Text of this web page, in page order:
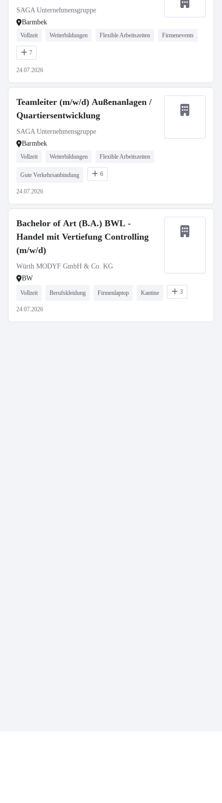
SAGA Unternehmensgruppe
Barmbek
Vollzeit Weiterbildungen Flexible Arbeitszeiten Firmenevents
7
24.07.2026
Teamleiter (m/w/d) Außenanlagen /
Quartiersentwicklung
SAGA Unternehmensgruppe
Barmbek
Vollzeit Weiterbildungen Flexible Arbeitszeiten
Gute Verkehrsanbindung 6
24.07.2026
Bachelor of Art (B.A.) BWL -
Handel mit Vertiefung Controlling
(m/w/d)
Würth MODYF GmbH & Co. KG
BW
Vollzeit Berufskleidung Firmenlaptop Kantine 3
24.07.2026